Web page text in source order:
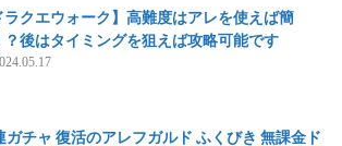
ラクエウォーク】高難度はアレを使えば簡
？後はタイミングを狙えば攻略可能です
ガチャ 復活のアレフガルド ふくびき 無課金ド